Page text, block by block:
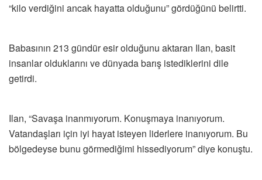
“kilo verdiğini ancak hayatta olduğunu” gördüğünü belirtti.
Babasının 213 gündür esir olduğunu aktaran Ilan, basit
insanlar olduklarını ve dünyada barış istediklerini dile
getirdi.
Ilan, “Savaşa inanmıyorum. Konuşmaya inanıyorum.
Vatandaşları için iyi hayat isteyen liderlere inanıyorum. Bu
bölgedeyse bunu görmediğimi hissediyorum” diye konuştu.